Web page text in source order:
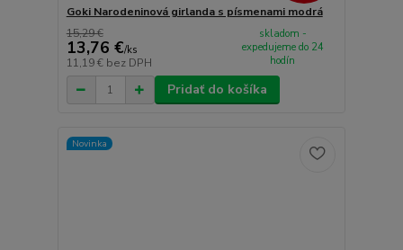
Goki Narodeninová girlanda s písmenami modrá
15,29 €
13,76 €/ks
11,19 € bez DPH
skladom -
expedujeme do 24
hodín
Pridať do košíka
Novinka